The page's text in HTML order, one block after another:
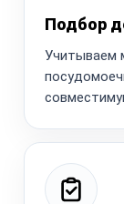
Подбор
Учитываем